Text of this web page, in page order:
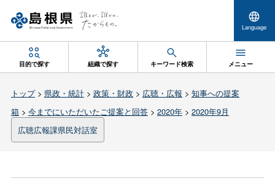
Language
目的で探す 組織で探す キーワード検索 メニュー
トップ> 県政・統計> 政策・財政 > 広聴・広報 > 知事への提案
箱> 今までにいただいたご提案と回答> 2020年> 2020年9月
広聴広報課県民対話室